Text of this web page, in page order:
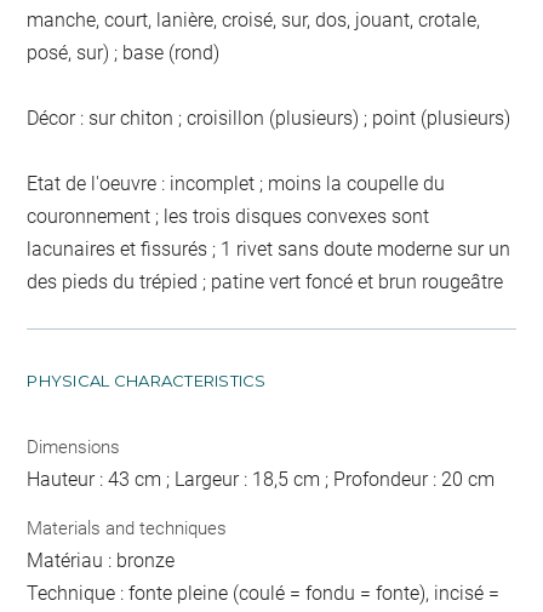
manche, court, lanière, croisé, sur, dos, jouant, crotale,
posé, sur) ; base (rond)
Décor : sur chiton ; croisillon (plusieurs) ; point (plusieurs)
Etat de l'oeuvre : incomplet ; moins la coupelle du
couronnement ; les trois disques convexes sont
lacunaires et fissurés ; 1 rivet sans doute moderne sur un
des pieds du trépied ; patine vert foncé et brun rougeâtre
PHYSICAL CHARACTERISTICS
Dimensions
Hauteur : 43 cm ; Largeur : 18,5 cm ; Profondeur : 20 cm
Materials and techniques
Matériau : bronze
Technique : fonte pleine (coulé = fondu = fonte), incisé =